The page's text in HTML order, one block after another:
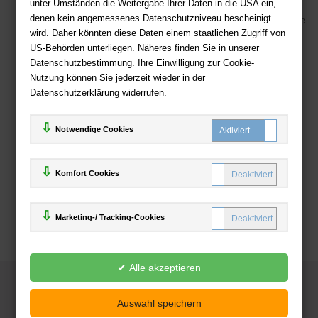
unter Umständen die Weitergabe Ihrer Daten in die USA ein,
denen kein angemessenes Datenschutzniveau bescheinigt
wird. Daher könnten diese Daten einem staatlichen Zugriff von
US-Behörden unterliegen. Näheres finden Sie in unserer
Datenschutzbestimmung. Ihre Einwilligung zur Cookie-
Nutzung können Sie jederzeit wieder in der
Datenschutzerklärung widerrufen.
Notwendige Cookies
Komfort Cookies
Marketing-/ Tracking-Cookies
Sicherer Online Shop und Zahlung mit SSL-Verschlüsselung
Viele Zahlungsmethoden wie PayPal, Amazon Payment, Vorkasse
Zahlweisen
Deutsche-Buchhandlung.de
www.deutsche-buchhandlung.de ist ein Angebot der
Handelsgesellschaft mbH